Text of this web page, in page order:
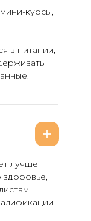
курсы,
в питании,
лучше
здоровье,